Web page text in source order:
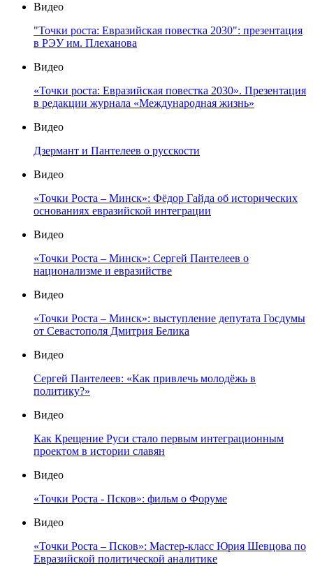
Видео
"Точки роста: Евразийская повестка 2030": презентация
в РЭУ им. Плеханова
Видео
«Точки роста: Евразийская повестка 2030». Презентация
в редакции журнала «Международная жизнь»
Видео
Дзермант и Пантелеев о русскости
Видео
«Точки Роста – Минск»: Фёдор Гайда об исторических
основаниях евразийской интеграции
Видео
«Точки Роста – Минск»: Сергей Пантелеев о
национализме и евразийстве
Видео
«Точки Роста – Минск»: выступление депутата Госдумы
от Севастополя Дмитрия Белика
Видео
Сергей Пантелеев: «Как привлечь молодёжь в
политику?»
Видео
Как Крещение Руси стало первым интеграционным
проектом в истории славян
Видео
«Точки Роста - Псков»: фильм о Форуме
Видео
«Точки Роста – Псков»: Мастер-класс Юрия Шевцова по
Евразийской политической аналитике